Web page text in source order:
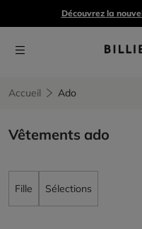
Découvrez la
Accueil Ado
Vêtements ado
Fille Sélections